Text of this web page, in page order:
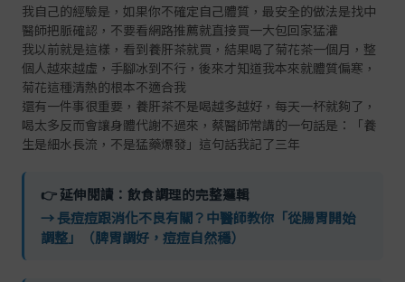
我自己的經驗是，如果你不確定自己體質，最安全的做法是找中
醫師把脈確認，不要看網路推薦就直接買一大包回家猛灌
我以前就是這樣，看到養肝茶就買，結果喝了菊花茶一個月，整
個人越來越虛，手腳冰到不行，後來才知道我本來就體質偏寒，
菊花這種清熱的根本不適合我
還有一件事很重要，養肝茶不是喝越多越好，每天一杯就夠了，
喝太多反而會讓身體代謝不過來，蔡醫師常講的一句話是：「養
生是細水長流，不是猛藥爆發」這句話我記了三年
👉 延伸閱讀：飲食調理的完整邏輯
→ 長痘痘跟消化不良有關？中醫師教你「從腸胃開始
調整」（脾胃調好，痘痘自然穩）